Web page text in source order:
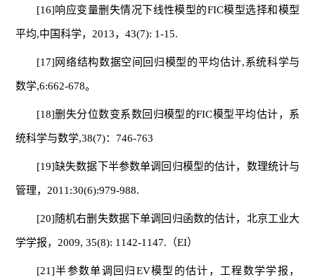
[16]响应变量删失情况下线性模型的FIC模型选择和模型
平均,中国科学，2013，43(7): 1-15.
[17]网络结构数据空间回归模型的平均估计,系统科学与
数学,6:662-678。
[18]删失分位数变系数回归模型的FIC模型平均估计，系
统科学与数学,38(7)：746-763
[19]缺失数据下半参数单调回归模型的估计，数理统计与
管理，2011:30(6):979-988.
[20]随机右删失数据下单调回归函数的估计，北京工业大
学学报，2009, 35(8): 1142-1147.（EI）
[21]半参数单调回归EV模型的估计，工程数学学报，